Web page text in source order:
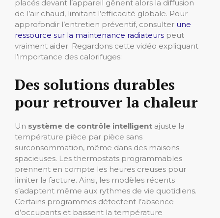
placés devant l’appareil gênent alors la diffusion
de l’air chaud, limitant l’efficacité globale. Pour
approfondir l’entretien préventif, consulter une
ressource sur la maintenance radiateurs peut
vraiment aider. Regardons cette vidéo expliquant
l’importance des calorifuges:
Des solutions durables
pour retrouver la chaleur
Un système de contrôle intelligent ajuste la
température pièce par pièce sans
surconsommation, même dans des maisons
spacieuses. Les thermostats programmables
prennent en compte les heures creuses pour
limiter la facture. Ainsi, les modèles récents
s’adaptent même aux rythmes de vie quotidiens.
Certains programmes détectent l’absence
d’occupants et baissent la température